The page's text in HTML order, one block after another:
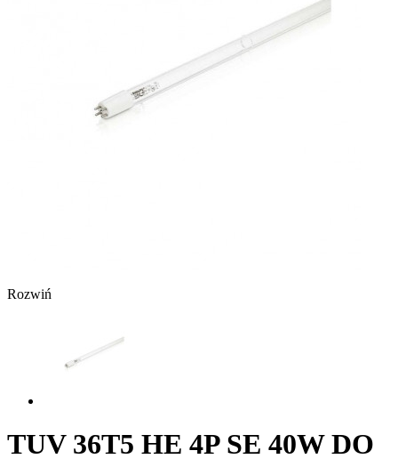
Rozwiń
TUV 36T5 HE 4P SE 40W DO